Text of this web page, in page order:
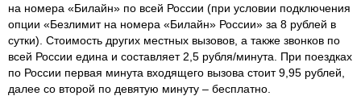
на номера «Билайн» по всей России (при условии подключения
опции «Безлимит на номера «Билайн» России» за 8 рублей в
сутки). Стоимость других местных вызовов, а также звонков по
всей России едина и составляет 2,5 рубля/минута. При поездках
по России первая минута входящего вызова стоит 9,95 рублей,
далее со второй по девятую минуту – бесплатно.